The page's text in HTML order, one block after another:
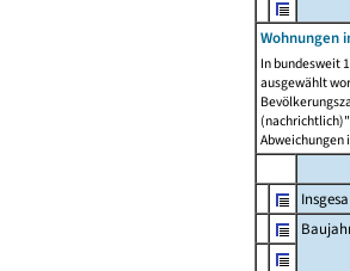
Wohnungen
In bundesweit
ausgewählt
Abweichungen